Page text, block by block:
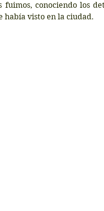
conociendo los
había visto en la ciudad.